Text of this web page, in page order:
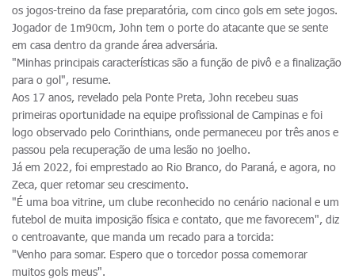
os jogos-treino da fase preparatória, com cinco gols em sete jogos.
Jogador de 1m90cm, John tem o porte do atacante que se sente
em casa dentro da grande área adversária.
"Minhas principais características são a função de pivô e a finalização
para o gol", resume.
Aos 17 anos, revelado pela Ponte Preta, John recebeu suas
primeiras oportunidade na equipe profissional de Campinas e foi
logo observado pelo Corinthians, onde permaneceu por três anos e
passou pela recuperação de uma lesão no joelho.
Já em 2022, foi emprestado ao Rio Branco, do Paraná, e agora, no
Zeca, quer retomar seu crescimento.
"É uma boa vitrine, um clube reconhecido no cenário nacional e um
futebol de muita imposição física e contato, que me favorecem", diz
o centroavante, que manda um recado para a torcida:
"Venho para somar. Espero que o torcedor possa comemorar
muitos gols meus".